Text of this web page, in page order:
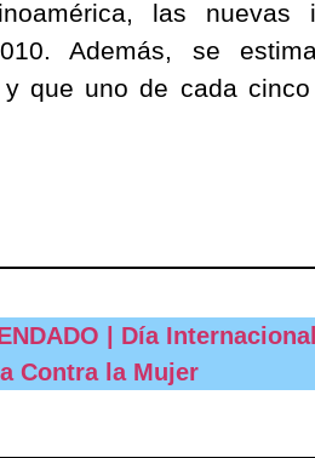
las nuevas
Además, se
que uno de cada
| Día
Contra la Mujer